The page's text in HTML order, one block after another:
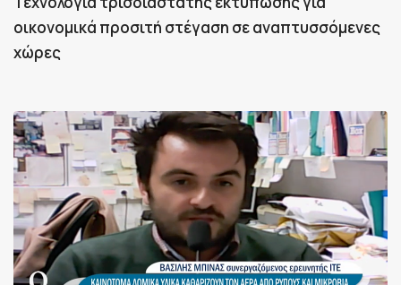
οικονομικά προσιτή στέγαση σε αναπτυσσόμενες
χώρες